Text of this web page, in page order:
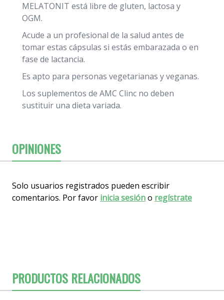
MELATONIT está libre de gluten, lactosa y
OGM.
Acude a un profesional de la salud antes de
tomar estas cápsulas si estás embarazada o en
fase de lactancia.
Es apto para personas vegetarianas y veganas.
Los suplementos de AMC Clinc no deben
sustituir una dieta variada.
OPINIONES
Solo usuarios registrados pueden escribir
comentarios. Por favor inicia sesióno regístrate
PRODUCTOS RELACIONADOS